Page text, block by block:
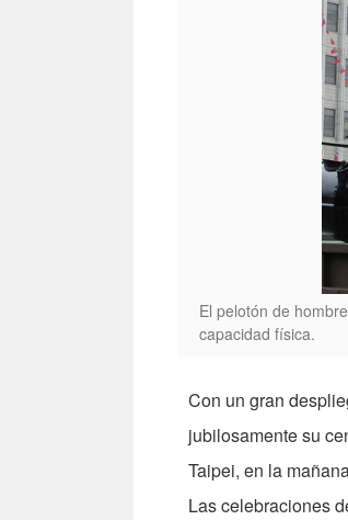
El pelotón de
capacidad física.
Con un gran
jubilosamente su
Taipei, en la
Las celebraciones